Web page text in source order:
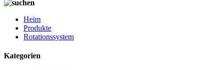
Heim
Produkte
Rotationssystem
Kategorien